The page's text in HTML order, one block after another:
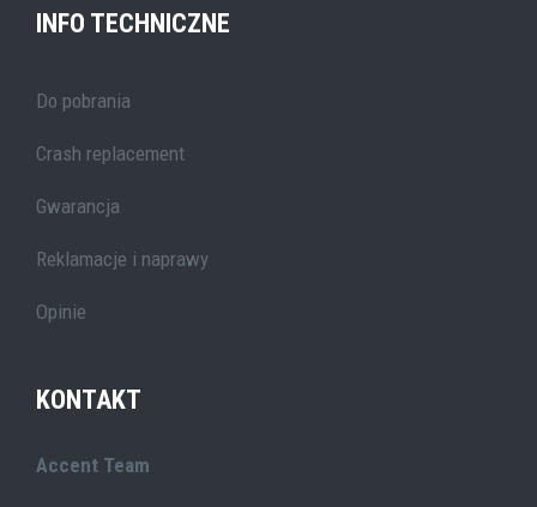
INFO TECHNICZNE
Do pobrania
Crash replacement
Gwarancja
Reklamacje i naprawy
Opinie
KONTAKT
Accent Team